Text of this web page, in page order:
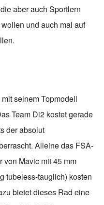
aber auch Sportlern
und auch mal auf
seinem Topmodell
Team Di2 kostet gerade
der absolut
Alleine das FSA-
von Mavic mit 45 mm
tubeless-tauglich) kosten
bietet dieses Rad eine